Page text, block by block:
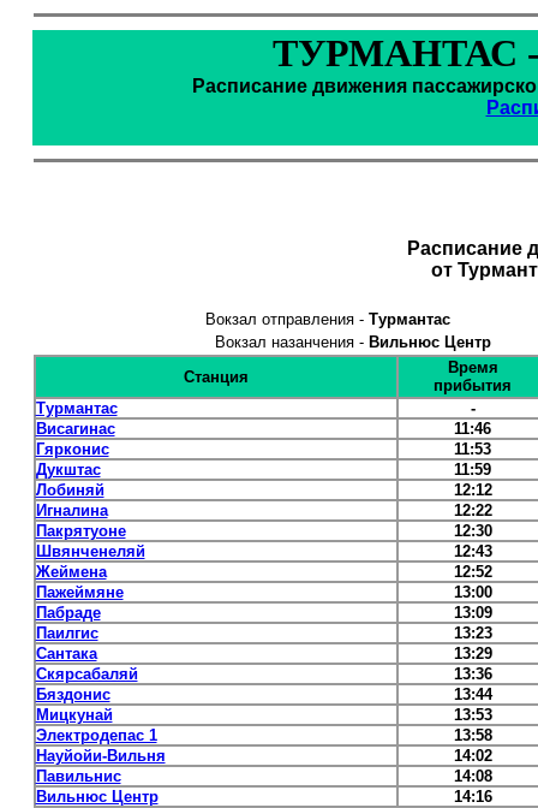
ТУРМАНТАС
Расписание движения
Расписание
от
Вокзал отправления - Турмантас
Вокзал назанчения - Вильнюс Центр
Станция
Время
прибытия
Турмантас
-
Висагинас
11:46
Гярконис
11:53
Дукштас
11:59
Лобиняй
12:12
Игналина
12:22
Пакрятуоне
12:30
Швянченеляй
12:43
Жеймена
12:52
Пажеймяне
13:00
Пабраде
13:09
Паилгис
13:23
Сантака
13:29
Скярсабаляй
13:36
Бяздонис
13:44
Мицкунай
13:53
Электродепас 1
13:58
Науйойи-Вильня
14:02
Павильнис
14:08
Вильнюс Центр
14:16